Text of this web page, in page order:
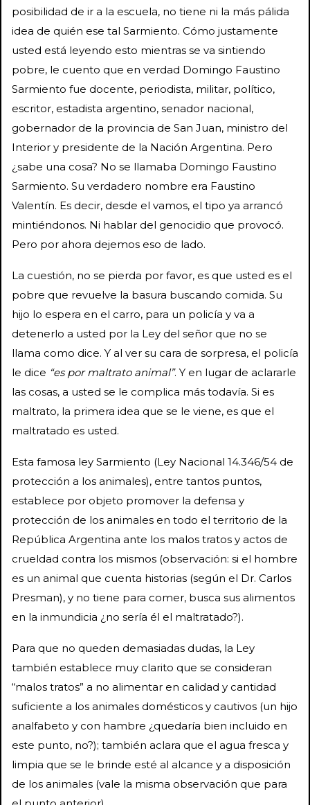
posibilidad de ir a la escuela, no tiene ni la más pálida
idea de quién ese tal Sarmiento. Cómo justamente
usted está leyendo esto mientras se va sintiendo
pobre, le cuento que en verdad Domingo Faustino
Sarmiento fue docente, periodista, militar, político,
escritor, estadista argentino, senador nacional,
gobernador de la provincia de San Juan, ministro del
Interior y presidente de la Nación Argentina. Pero
¿sabe una cosa? No se llamaba Domingo Faustino
Sarmiento. Su verdadero nombre era Faustino
Valentín. Es decir, desde el vamos, el tipo ya arrancó
mintiéndonos. Ni hablar del genocidio que provocó.
Pero por ahora dejemos eso de lado.
La cuestión, no se pierda por favor, es que usted es el
pobre que revuelve la basura buscando comida. Su
hijo lo espera en el carro, para un policía y va a
detenerlo a usted por la Ley del señor que no se
llama como dice. Y al ver su cara de sorpresa, el policía
le dice “es por maltrato animal”. Y en lugar de aclararle
las cosas, a usted se le complica más todavía. Si es
maltrato, la primera idea que se le viene, es que el
maltratado es usted.
Esta famosa ley Sarmiento (Ley Nacional 14.346/54 de
protección a los animales), entre tantos puntos,
establece por objeto promover la defensa y
protección de los animales en todo el territorio de la
República Argentina ante los malos tratos y actos de
crueldad contra los mismos (observación: si el hombre
es un animal que cuenta historias (según el Dr. Carlos
Presman), y no tiene para comer, busca sus alimentos
en la inmundicia ¿no sería él el maltratado?).
Para que no queden demasiadas dudas, la Ley
también establece muy clarito que se consideran
“malos tratos” a no alimentar en calidad y cantidad
suficiente a los animales domésticos y cautivos (un hijo
analfabeto y con hambre ¿quedaría bien incluido en
este punto, no?); también aclara que el agua fresca y
limpia que se le brinde esté al alcance y a disposición
de los animales (vale la misma observación que para